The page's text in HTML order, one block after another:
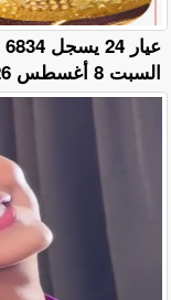
السبت 8 أغسطس 2026